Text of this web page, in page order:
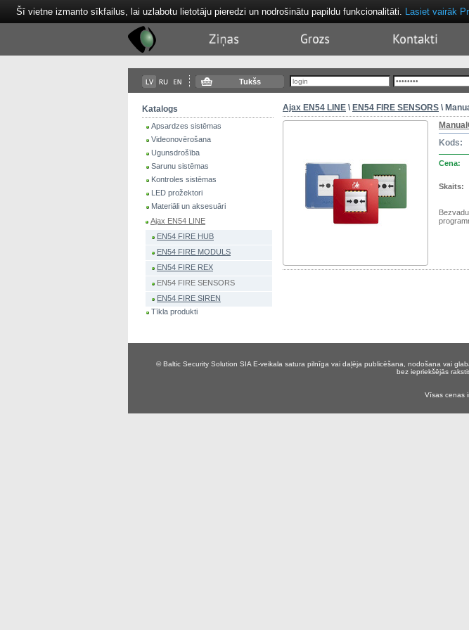
Tektor
Tukšs
Katalogs
Apsardzes sistēmas
Videonovērošana
Ugunsdrošība
Sarunu sistēmas
Kontroles sistēmas
LED prožektori
Materiāli un aksesuāri
Ajax EN54 LINE
EN54 FIRE HUB
EN54 FIRE MODULS
EN54 FIRE REX
EN54 FIRE SENSORS
EN54 FIRE SIREN
Tīkla produkti
Ajax EN54 LINE \ EN54 FIRE SENSORS \
Kods:
Cena:
Skaits:
© Baltic Security Solution SIA E-veikala satura pilnīga vai daļēja publicēšana, nodošana vai
bez iepriekšējās
Vīsas cenas
Šī vietne izmanto sīkfailus, lai uzlabotu lietotāju pieredzi un nodrošinātu papildu funkcionalitāti. Lasiet vairāk